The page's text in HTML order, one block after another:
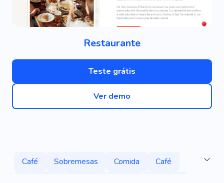
Restaurante
Teste grátis
Ver demo
Café Sobremesas Comida
Café